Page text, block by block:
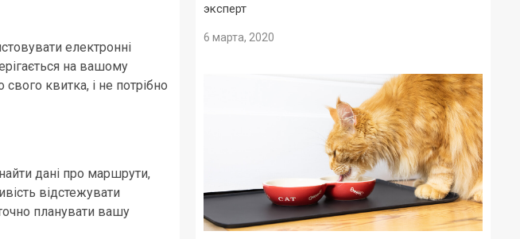
електронні
на вашому
квитка, і не потрібно
дані про маршрути,
відстежувати
планувати вашу
эксперт
6 марта, 2020